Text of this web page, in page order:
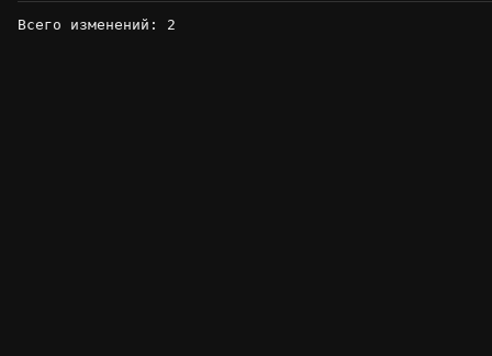
Всего изменений: 2